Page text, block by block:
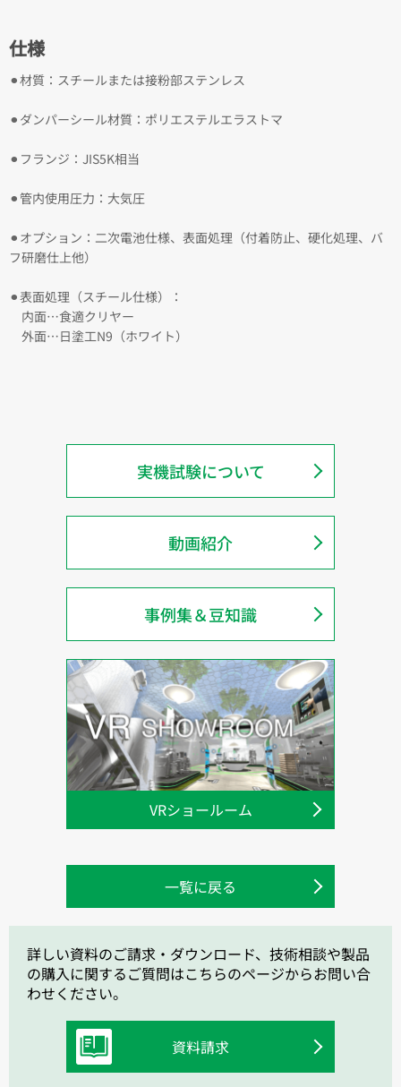
仕様
⚫︎材質：スチールまたは接粉部ステンレス
⚫︎ダンパーシール材質：ポリエステルエラストマ
⚫︎フランジ：JIS5K相当
⚫︎管内使用圧力：大気圧
⚫︎オプション：二次電池仕様、表面処理（付着防止、硬化処理、バ
フ研磨仕上他）
⚫︎表面処理（スチール仕様）：
内面…食適クリヤー
外面…日塗工N9（ホワイト）
実機試験について
動画紹介
事例集＆豆知識
VRショールーム
一覧に戻る
詳しい資料のご請求・ダウンロード、技術相談や製品
の購入に関するご質問はこちらのページからお問い合
わせください。
資料請求